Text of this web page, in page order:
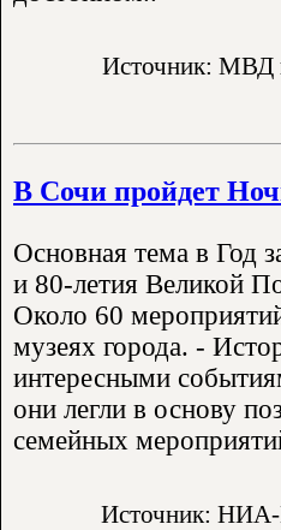
Источник: МВД
В Сочи пройдет
Основная тема в Год
и 80-летия Великой
Около 60
музеях города. -
интересными
они легли в основу
семейных
Источник: НИА-